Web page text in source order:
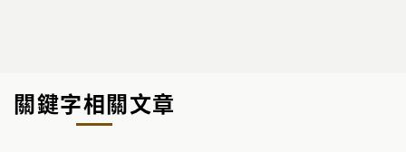
關鍵字相關文章